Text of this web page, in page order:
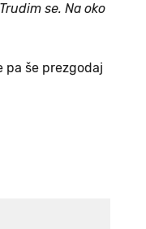
se. Na oko
pa še prezgodaj